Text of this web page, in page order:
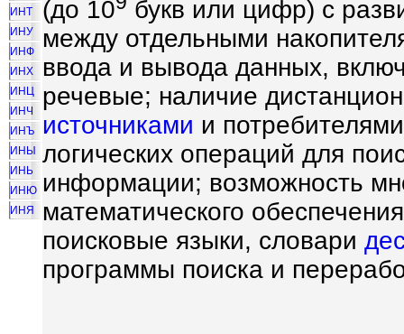
ИНТ
ИНУ
ИНФ
ИНХ
ИНЦ
ИНЧ
ИНЪ
ИНЫ
ИНЬ
ИНЮ
ИНЯ
(до 10
букв или цифр) с
между отдельными
ввода и вывода данных,
речевые; наличие
источниками и
логических операций для
информации; возможность
математического
поисковые языки, словари
программы поиска и